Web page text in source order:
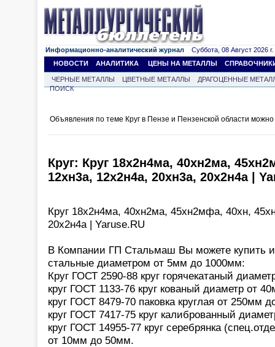
Информационно-аналитический журнал Суббота, 08 Август 2026 г.
НОВОСТИ
АНАЛИТИКА ЦЕНЫ НА МЕТАЛЛЫ
ЧЕРНЫЕ МЕТАЛЛЫ ЦВЕТНЫЕ МЕТАЛЛЫ
ДРАГОЦЕННЫЕ
ПОИСК
Объявления по теме Круг в Пензе и Пензенской области
Круг: Круг 18х2н4ма, 40хн2ма,
12хн3а, 12х2н4а, 20хн3а, 20х2н4а |
Круг 18х2н4ма, 40хн2ма, 45хн2мфа, 40хн,
20х2н4а | Yaruse.RU
В Компании ГП Стальмаш Вы можете купить
стальные диаметром от 5мм до 1000мм:
Круг ГОСТ 2590-88 круг горячекатаный
круг ГОСТ 1133-76 круг кованый диаметр от
круг ГОСТ 8479-70 паковка круглая от 250мм
круг ГОСТ 7417-75 круг калиброванный
круг ГОСТ 14955-77 круг серебрянка
от 10мм до 50мм.